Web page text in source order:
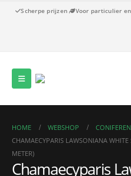
Scherpe prijzen Voor particulier
HOME WEBSHOP
CHAMAECYPARIS LAWSONIANA
METER)
Chamaecyparis